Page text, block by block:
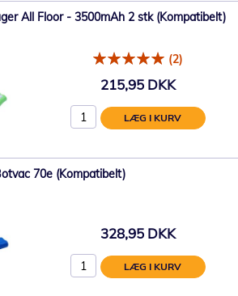
All Floor - 3500mAh 2 stk (Kompatibelt)
(2)
215,95 DKK
LÆG I KURV
70e (Kompatibelt)
328,95 DKK
LÆG I KURV